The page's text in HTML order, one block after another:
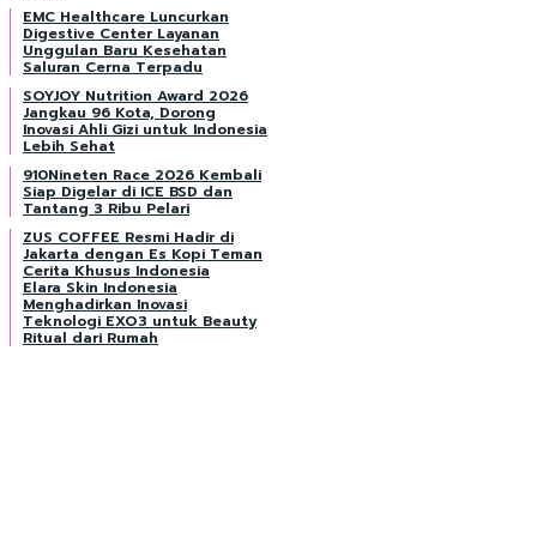
EMC Healthcare Luncurkan
Digestive Center Layanan
Unggulan Baru Kesehatan
Saluran Cerna Terpadu
SOYJOY Nutrition Award 2026
Jangkau 96 Kota, Dorong
Inovasi Ahli Gizi untuk Indonesia
Lebih Sehat
910Nineten Race 2026 Kembali
Siap Digelar di ICE BSD dan
Tantang 3 Ribu Pelari
ZUS COFFEE Resmi Hadir di
Jakarta dengan Es Kopi Teman
Cerita Khusus Indonesia
Elara Skin Indonesia
Menghadirkan Inovasi
Teknologi EXO3 untuk Beauty
Ritual dari Rumah